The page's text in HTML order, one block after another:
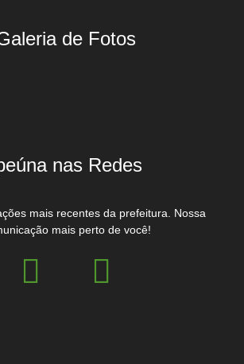
de Fotos
nas Redes
mais recentes da prefeitura. Nossa
mais perto de você!